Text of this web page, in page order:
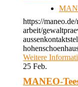
https://
arbeit/
Weitere
25 Feb.
MANEO-